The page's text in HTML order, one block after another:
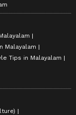
Malayalam
Tips in Malayalam